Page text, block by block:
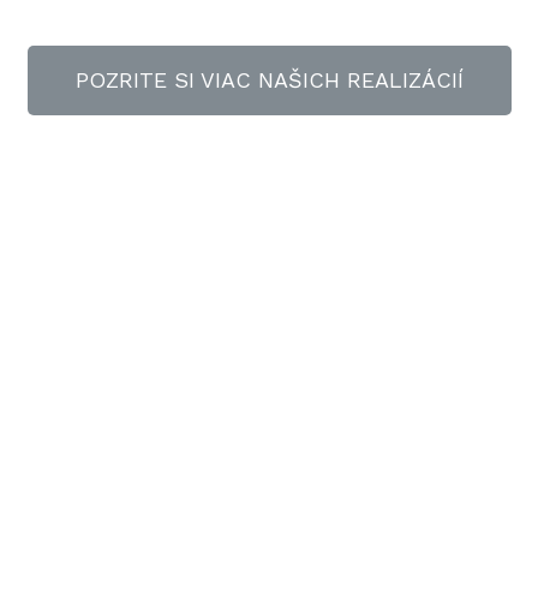
POZRITE SI VIAC NAŠICH REALIZÁCIÍ